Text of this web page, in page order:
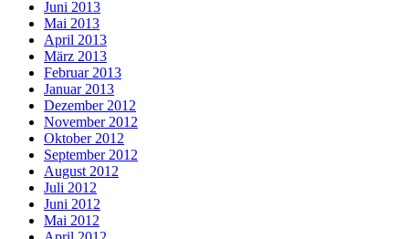
Juni 2013
Mai 2013
April 2013
März 2013
Februar 2013
Januar 2013
Dezember 2012
November 2012
Oktober 2012
September 2012
August 2012
Juli 2012
Juni 2012
Mai 2012